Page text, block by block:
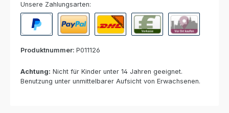
Unsere Zahlungsarten:
Produktnummer: P011126
Achtung: Nicht für Kinder unter 14 Jahren geeignet.
Benutzung unter unmittelbarer Aufsicht von Erwachsenen.